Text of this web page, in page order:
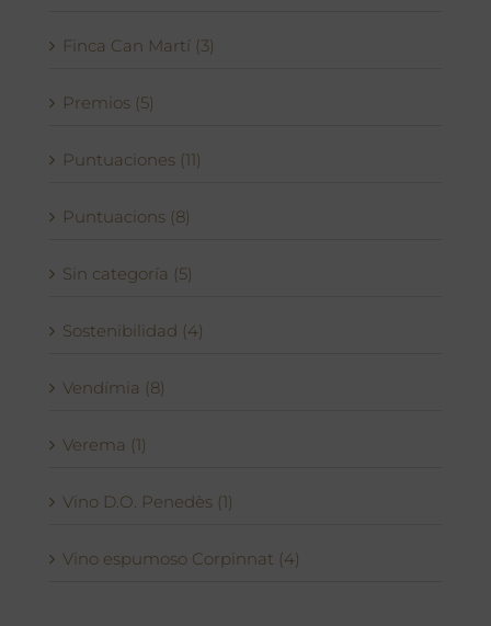
Finca Can Martí (3)
Premios (5)
Puntuaciones (11)
Puntuacions (8)
Sin categoría (5)
Sostenibilidad (4)
Vendímia (8)
Verema (1)
Vino D.O. Penedès (1)
Vino espumoso Corpinnat (4)